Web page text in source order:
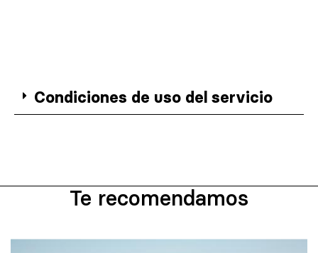
Condiciones de uso del servicio
Te recomendamos